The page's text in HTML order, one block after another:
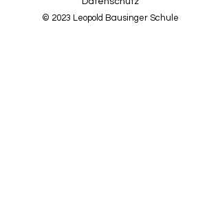
© 2023 Leopold Bausinger Schule